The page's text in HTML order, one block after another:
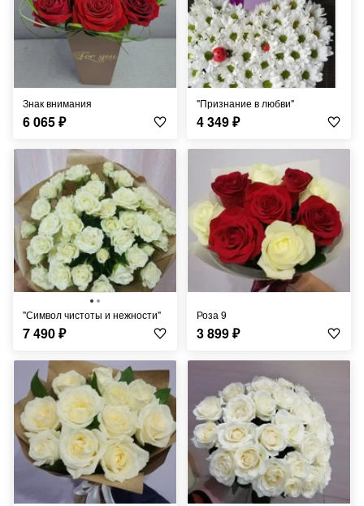
Знак внимания
6 065₽
"признание в любви"
4 349₽
"символ чистоты и нежности"
7 490₽
Роза 9
3 899₽